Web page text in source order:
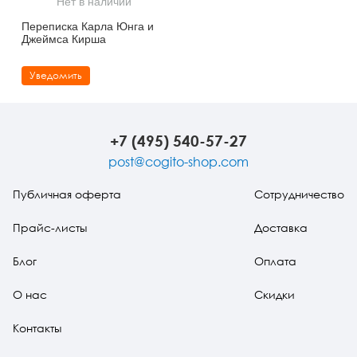
Сказкотерапия
Другие направления психотерапии
Психофизиология
Социальная психология
Учебная литература
Классический и юнгианский психоанализ
Переписка Карла Юнга и
Джеймса Кирша
Уведомить
+7 (495) 540-57-27
post@cogito-shop.com
Публичная оферта
Прайс-листы
Блог
О нас
Контакты
Сотрудничество
Доставка
Оплата
Скидки